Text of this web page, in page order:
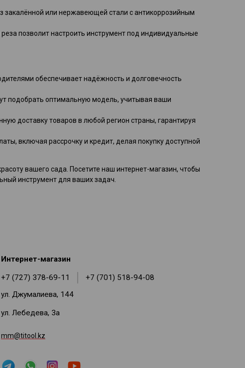
закалённой или нержавеющей стали с антикоррозийным
позволит настроить инструмент под индивидуальные
обеспечивает надёжность и долговечность
подобрать оптимальную модель, учитывая ваши
доставку товаров в любой регион страны, гарантируя
включая рассрочку и кредит, делая покупку доступной
вашего сада. Посетите наш интернет-магазин, чтобы
инструмент для ваших задач.
Интернет-магазин
+7 (727) 378-69-11
+7 (701) 518-94-08
ул. Джумалиева, 144
ул. Лебедева, 3а
mm@titool.kz